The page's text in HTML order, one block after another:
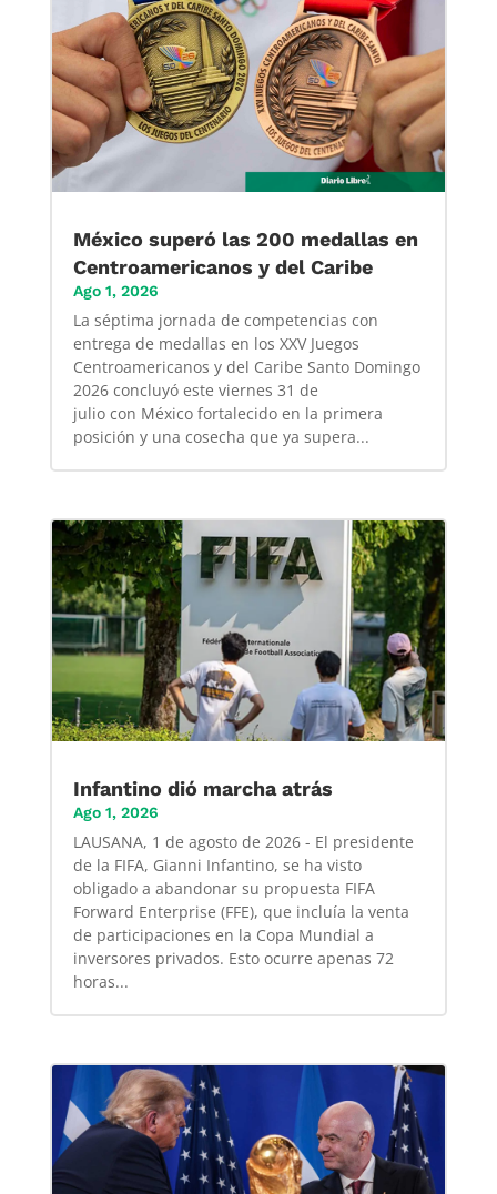
México superó las 200 medallas en
Centroamericanos y del Caribe
Ago 1, 2026
La séptima jornada de competencias con
entrega de medallas en los XXV Juegos
Centroamericanos y del Caribe Santo Domingo
2026 concluyó este viernes 31 de
julio con México fortalecido en la primera
posición y una cosecha que ya supera...
Infantino dió marcha atrás
Ago 1, 2026
LAUSANA, 1 de agosto de 2026 - El presidente
de la FIFA, Gianni Infantino, se ha visto
obligado a abandonar su propuesta FIFA
Forward Enterprise (FFE), que incluía la venta
de participaciones en la Copa Mundial a
inversores privados. Esto ocurre apenas 72
horas...